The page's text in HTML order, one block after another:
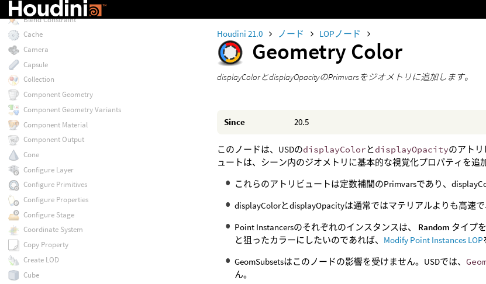
Houdini 21.0 ノード LOPノード
Geometry Color
displayColorとdisplayOpacityのPrimvarsをジオメトリに追加します。
Since 20.5
このノードは、USDのdisplayColorとdisplayOpacityのアト
ュートは、シーン内のジオメトリに基本的な視覚化プロパティを追
これらのアトリビュートは定数補間のPrimvarsであり、
displayColorとdisplayOpacityは通常ではマテリアルよりも高速で
Point Instancersのそれぞれのインスタンスは、 Random タイプ
と狙ったカラーにしたいのであれば、 Modify Point Instances LOP
GeomSubsetsはこのノードの影響を受けません。USDでは、
ん。
Blend
Blend Constraint
Cache
Camera
Capsule
Collection
Component Geometry
Component Geometry Variants
Component Material
Component Output
Cone
Configure Layer
Configure Primitives
Configure Properties
Configure Stage
Coordinate System
Copy Property
Create LOD
Cube